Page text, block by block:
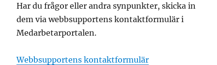
Har du frågor eller andra synpunkter, skicka in
dem via webbsupportens kontaktformulär i
Medarbetarportalen.
Webbsupportens kontaktformulär